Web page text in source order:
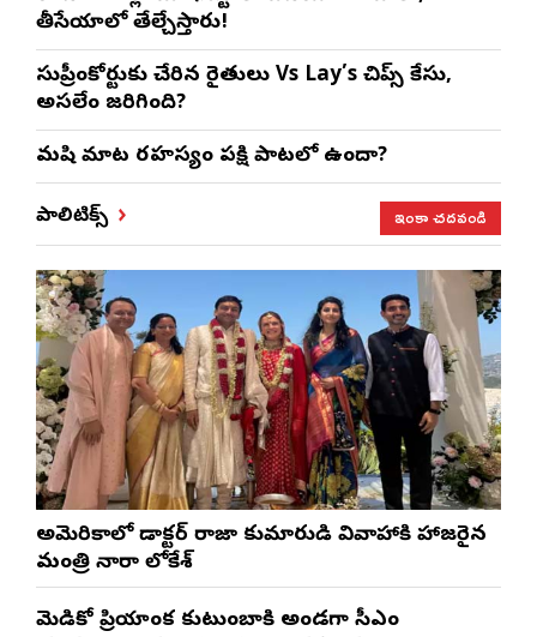
తీసేయాలో తేల్చేస్తారు!
సుప్రీంకోర్టుకు చేరిన రైతులు Vs Lay’s చిప్స్‌ కేసు,
అసలేం జరిగింది?
మనిషి మాట రహస్యం పక్షి పాటలో ఉందా?
పాలిటిక్స్ ఇంకా చదవండి
అమెరికాలో డాక్టర్ రాజా కుమారుడి వివాహానికి హాజరైన
మంత్రి నారా లోకేశ్
మెడికో ప్రియాంక కుటుంబానికి అండగా సీఎం